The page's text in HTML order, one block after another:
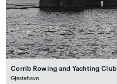
Corrib Rowing and Yachting Club
Gjestehavn